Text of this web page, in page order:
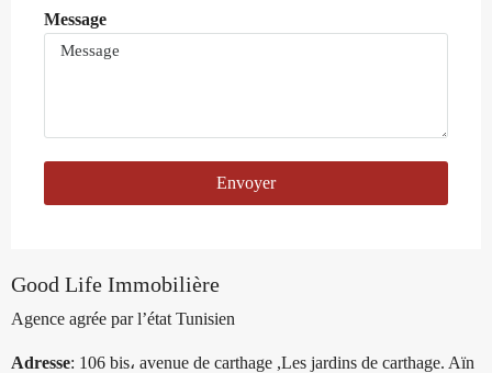
Message
Envoyer
Good Life Immobilière
Agence agrée par l’état Tunisien
Adresse: 106 bis، avenue de carthage ,Les jardins de carthage. Aïn